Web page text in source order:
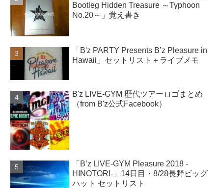
Bootleg Hidden Treasure ～Typhoon
No.20～」覚え書き
「B'z PARTY Presents B’z Pleasure in
Hawaii」セットリスト＋ライブメモ
B'z LIVE-GYM 歴代ツアーロゴまとめ
（from B'z公式Facebook）
「B’z LIVE-GYM Pleasure 2018 -
HINOTORI-」14日目・8/28長野ビッグ
ハット セットリスト